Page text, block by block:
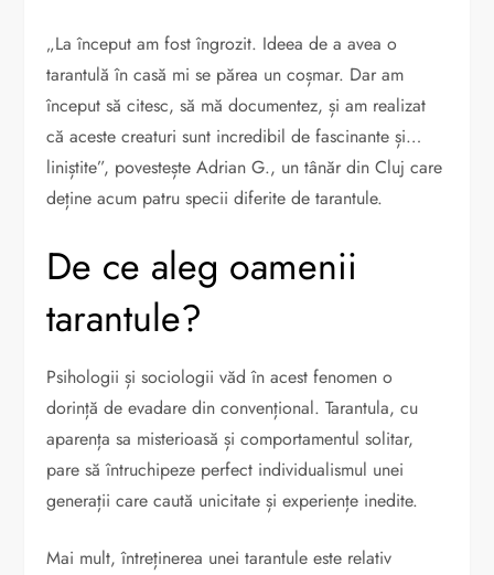
„La început am fost îngrozit. Ideea de a avea o
tarantulă în casă mi se părea un coșmar. Dar am
început să citesc, să mă documentez, și am realizat
că aceste creaturi sunt incredibil de fascinante și…
liniștite”, povestește Adrian G., un tânăr din Cluj care
deține acum patru specii diferite de tarantule.
De ce aleg oamenii
tarantule?
Psihologii și sociologii văd în acest fenomen o
dorință de evadare din convențional. Tarantula, cu
aparența sa misterioasă și comportamentul solitar,
pare să întruchipeze perfect individualismul unei
generații care caută unicitate și experiențe inedite.
Mai mult, întreținerea unei tarantule este relativ